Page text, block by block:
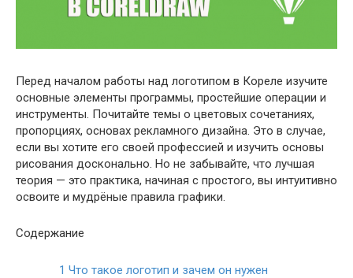
Перед началом работы над логотипом в Кореле изучите
основные элементы программы, простейшие операции и
инструменты. Почитайте темы о цветовых сочетаниях,
пропорциях, основах рекламного дизайна. Это в случае,
если вы хотите его своей профессией и изучить основы
рисования досконально. Но не забывайте, что лучшая
теория — это практика, начиная с простого, вы интуитивно
освоите и мудрёные правила графики.
Содержание
1 Что такое логотип и зачем он нужен